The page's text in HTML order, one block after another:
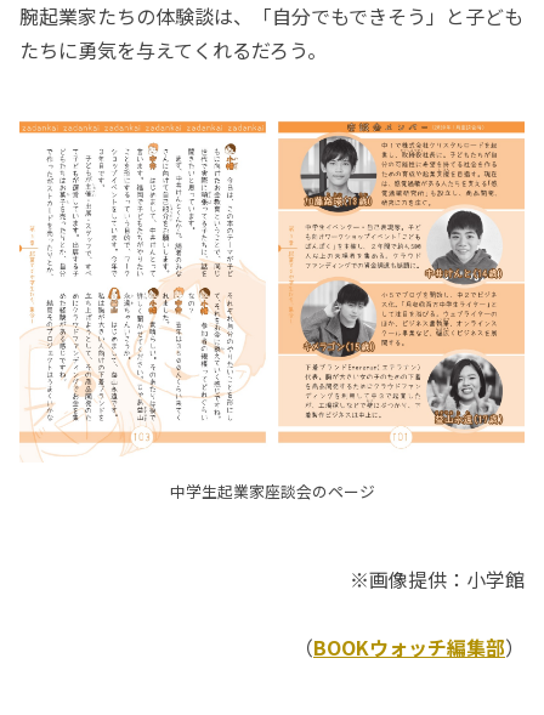
腕起業家たちの体験談は、「自分でもできそう」と子ども
たちに勇気を与えてくれるだろう。
中学生起業家座談会のページ
※画像提供：小学館
（BOOKウォッチ編集部）